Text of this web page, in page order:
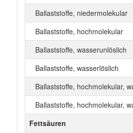
Ballaststoffe, niedermolekular
Ballaststoffe, hochmolekular
Ballaststoffe, wasserunlöslich
Ballaststoffe, wasserlöslich
Ballaststoffe, hochmolekular,
Ballaststoffe, hochmolekular,
Fettsäuren